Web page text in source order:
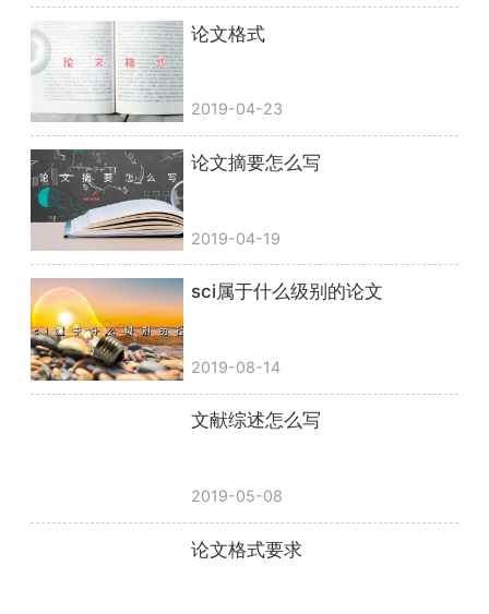
论文格式
2019-04-23
论文摘要怎么写
2019-04-19
sci属于什么级别的论文
2019-08-14
文献综述怎么写
2019-05-08
论文格式要求